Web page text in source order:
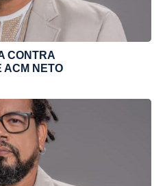
CONTRA
ACM NETO